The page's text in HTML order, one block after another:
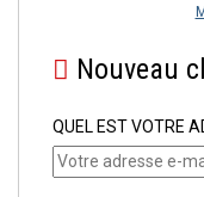
Nouveau
QUEL EST VOTRE